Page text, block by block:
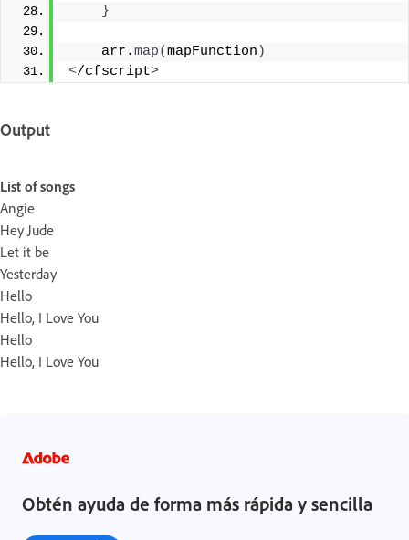
}
    arr.
map(mapFunction )
</cfscript>
Output
List of songs
Angie
Hey Jude
Let it be
Yesterday
Hello
Hello, I Love You
Hello
Hello, I Love You
Obtén ayuda de forma más rápida y sencilla